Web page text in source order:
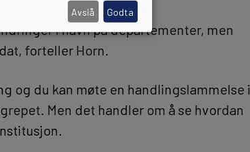
i navn på departementer, men
forteller Horn.
og du kan møte en handlingslammelse i
Men det handler om å se hvordan
Avslå Godta